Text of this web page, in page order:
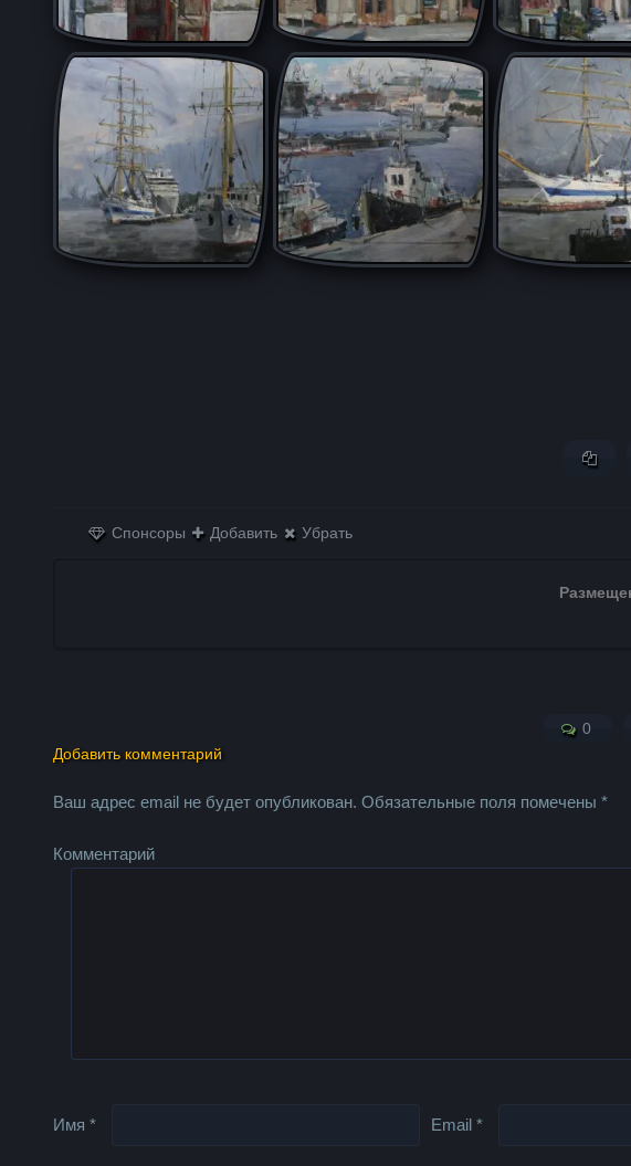
Спонсоры Добавить Убрать
0
Добавить комментарий
Ваш адрес email не будет опубликован. Обязательные поля помечены*
Комментарий
Имя* Email*